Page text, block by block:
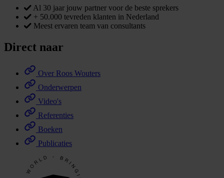
Al 30 jaar jouw partner voor de beste sprekers
+ 50.000 tevreden klanten in Nederland
Meest ervaren team van consultants
Direct naar
Over Roos Wouters
Onderwerpen
Video's
Referenties
Boeken
Publicaties